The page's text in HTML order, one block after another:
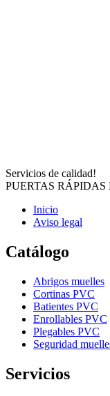
Servicios de calidad!
PUERTAS
Inicio
Aviso legal
Catálogo
Abrigos muelles
Cortinas PVC
Batientes PVC
Enrollables PVC
Plegables PVC
Seguridad
Servicios